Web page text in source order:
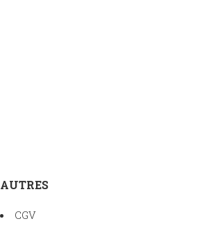
AUTRES
CGV